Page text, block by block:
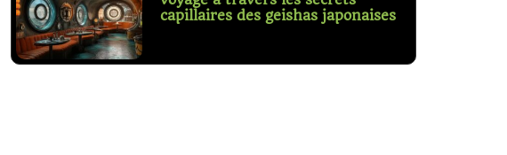
capillaires des geishas japonaises